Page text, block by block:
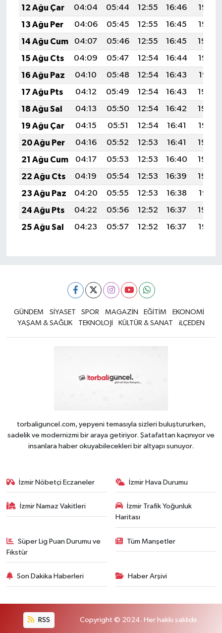
12 Ağu Çar
04:04 05:44 12:55 16:46
19:57
13 Ağu Per
04:06 05:45 12:55 16:45
19:55
14 Ağu Cum
04:07 05:46 12:55 16:45
19:54
15 Ağu Cts
04:09 05:47 12:54 16:44
19:52
16 Ağu Paz
04:10 05:48 12:54 16:43
19:51
17 Ağu Pts
04:12 05:49 12:54 16:43
19:50
18 Ağu Sal
04:13 05:50 12:54 16:42
19:48
19 Ağu Çar
04:15 05:51 12:54 16:41
19:47
20 Ağu Per
04:16 05:52 12:53 16:41
19:45
21 Ağu Cum
04:17 05:53 12:53 16:40
19:44
22 Ağu Cts
04:19 05:54 12:53 16:39
19:42
23 Ağu Paz
04:20 05:55 12:53 16:38
19:41
24 Ağu Pts
04:22 05:56 12:52 16:37
19:39
25 Ağu Sal
04:23 05:57 12:52 16:37 19:38
GÜNDEM SİYASET SPOR MAGAZİN EĞİTİM
EKONOMİ
YAŞAM & SAĞLIK
TEKNOLOJİ KÜLTÜR & SANAT iLÇEDEN
torbaliguncel.com, yepyeni temasıyla sizleri buluştururken,
sadelik ve modernizmi bir araya getiriyor. Şatafattan kaçınıyor ve
insanlara haber okuyabilecekleri bir altyapı sunuyor.
İzmir Nöbetçi Eczaneler İzmir Hava Durumu
İzmir Namaz Vakitleri
İzmir Trafik Yoğunluk
Haritası
Süper Lig Puan Durumu ve
Fikstür
Tüm Manşetler
Son Dakika Haberleri Haber Arşivi
RSS Copyright © 2024. Her hakkı saklıdır.